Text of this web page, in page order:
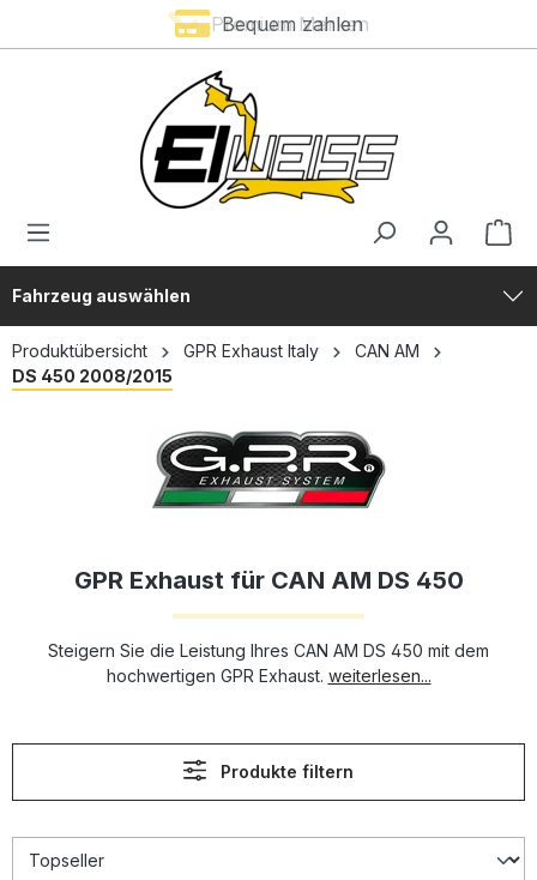
Premium Marken
Bequem zahlen
Fahrzeug auswählen
Produktübersicht GPR Exhaust Italy
CAN AM
DS 450 2008/2015
GPR Exhaust für CAN AM DS 450
Steigern Sie die Leistung Ihres CAN AM DS 450 mit dem
hochwertigen GPR Exhaust. weiterlesen...
Produkte filtern